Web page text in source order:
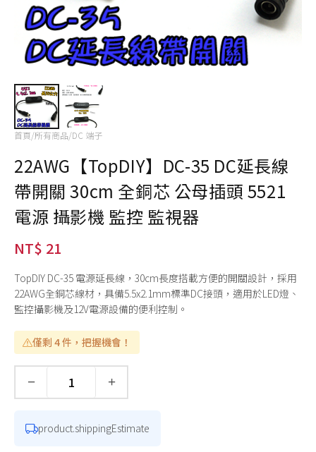
首頁/所有商品/DC 端子
22AWG【TopDIY】DC-35 DC延長線
帶開關 30cm 全銅芯 公母插頭 5521
電源 攝影機 監控 監視器
NT$ 21
TopDIY DC-35 電源延長線，30cm長度搭載方便的開關設計，採用
22AWG全銅芯線材，具備5.5x2.1mm標準DC接頭，適用於LED燈、
監控攝影機及12V電源設備的便利控制。
僅剩 4 件，把握機會！
− +
product.shippingEstimate